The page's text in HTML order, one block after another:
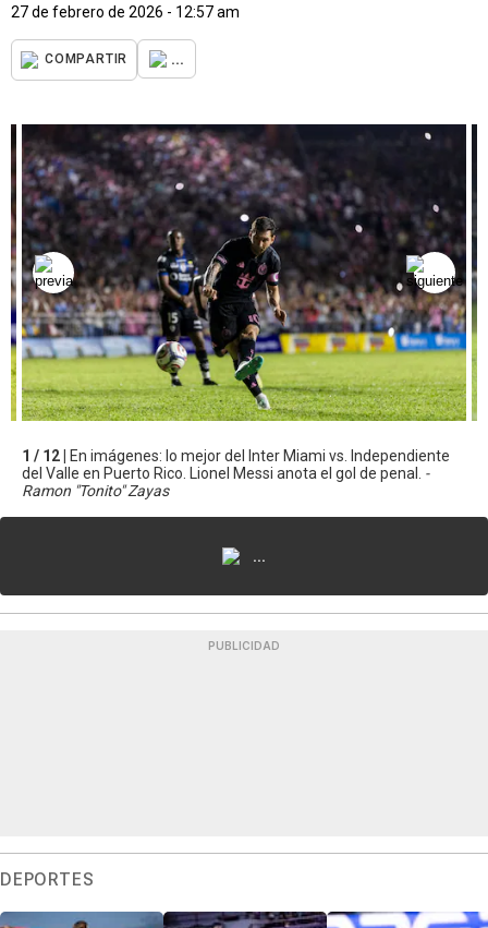
27 de febrero de 2026 - 12:57 am
COMPARTIR ...
1 / 12 |
En imágenes: lo mejor del Inter Miami vs. Independiente
del Valle en Puerto Rico. Lionel Messi anota el gol de penal. -
Ramon "Tonito" Zayas
...
PUBLICIDAD
DEPORTES